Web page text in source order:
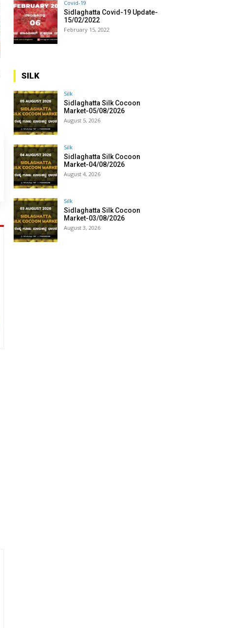
Covid-19
Sidlaghatta Covid-19 Update-
15/02/2022
February 15, 2022
SILK
Silk
Sidlaghatta Silk Cocoon
Market-05/08/2026
August 5, 2026
Silk
Sidlaghatta Silk Cocoon
Market-04/08/2026
August 4, 2026
Silk
Sidlaghatta Silk Cocoon
Market-03/08/2026
August 3, 2026